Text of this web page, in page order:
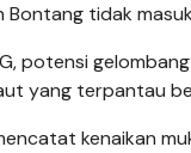
Bontang tidak
potensi
yang terpantau
kenaikan